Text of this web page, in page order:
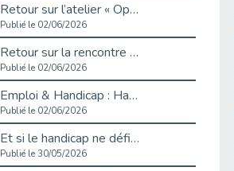
Retour sur l’atelier « Optimiser sa recherche d’emploi »
Publié le 02/06/2026
Retour sur la rencontre entre Cap Emploi 92 et Thales (Campus Meudon)
Publié le 02/06/2026
Emploi & Handicap : Hachette Livre et Cap emploi 92 renforcent leur collaboration
Publié le 02/06/2026
Et si le handicap ne définissait plus la carrière ?
Publié le 30/05/2026